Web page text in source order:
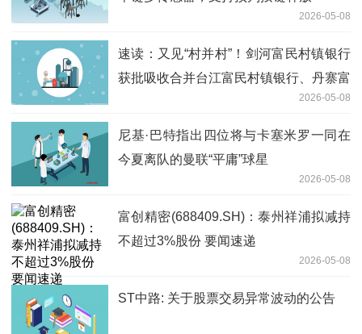
2026-05-08
速读：又见“村并村”！剑河富民村镇银行
获批吸收合并台江富民村镇银行、丹寨富
2026-05-08
尼基·巴特指出四位将与卡塞米罗一同在
今夏离队的曼联“平庸”球星
2026-05-08
富创精密(688409.SH)：泰州祥浦拟减持
不超过3%股份 要闻速递
2026-05-08
ST中路: 关于股票交易异常波动的公告